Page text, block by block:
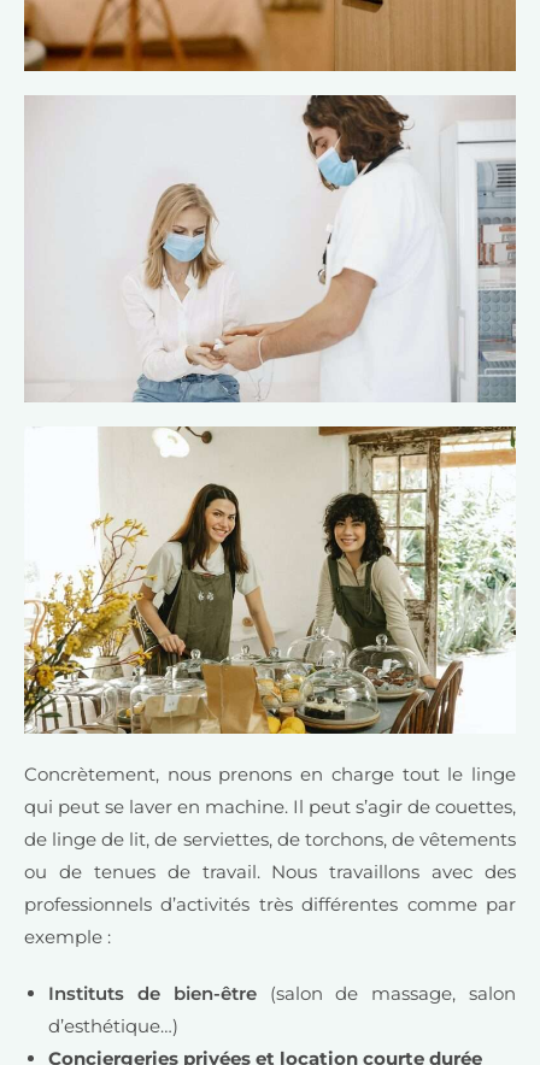
Concrètement, nous prenons en charge tout le linge
qui peut se laver en machine. Il peut s’agir de couettes,
de linge de lit, de serviettes, de torchons, de vêtements
ou de tenues de travail. Nous travaillons avec des
professionnels d’activités très différentes comme par
exemple :
Instituts de bien-être (salon de massage, salon
d’esthétique…)
Conciergeries privées et location courte durée